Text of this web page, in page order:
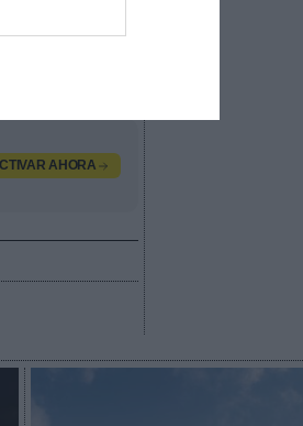
por
y valor
contacta
AHORA